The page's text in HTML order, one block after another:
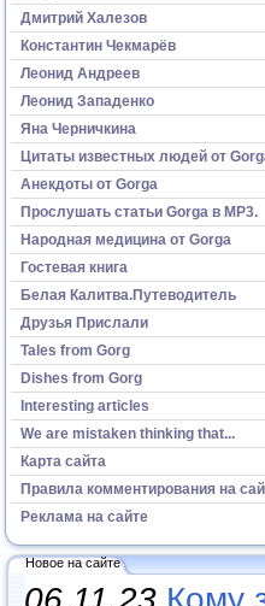
Дмитрий Халезов
Константин Чекмарёв
Леонид Андреев
Леонид Западенко
Яна Черничкина
Цитаты известных людей от
Анекдоты от Gorga
Прослушать статьи Gorga в МР3.
Народная медицина от Gorga
Гостевая книга
Белая Калитва.Путеводитель
Друзья Прислали
Tales from Gorg
Dishes from Gorg
Interesting articles
We are mistaken thinking that...
Карта сайта
Правила комментирования на
Реклама на сайте
Новое на сайте